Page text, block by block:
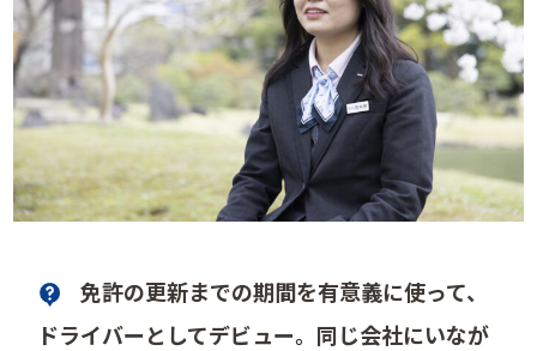
免許の更新までの期間を有意義に使って、
ドライバーとしてデビュー。同じ会社にいなが